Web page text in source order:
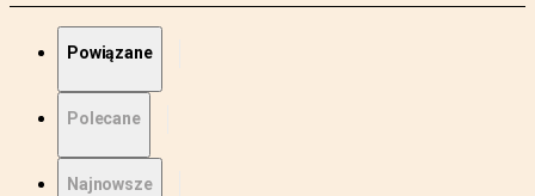
Powiązane
Polecane
Najnowsze